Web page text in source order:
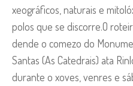
xeográficos, naturais e
polos que se discorre.O
dende o comezo do
Santas (As Catedrais) ata
durante o xoves, venres e